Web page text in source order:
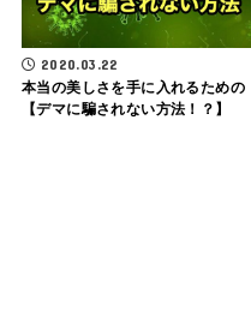
2020.03.22
本当の美しさを手に入れるための
【デマに騙されない方法！？】